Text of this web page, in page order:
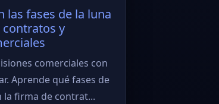
las fases de la luna
y
comerciales con
Aprende qué fases de
la firma de contrat...